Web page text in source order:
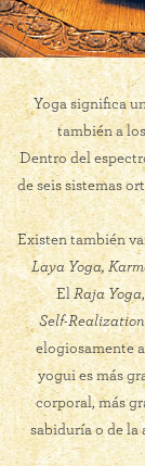
Yoga significa
también a
Dentro del
de seis sistemas
Existen también
Laya Yoga,
ElRaja Yoga
Self-
elogiosamente
yogui es más
corporal, más
sabiduría o de la